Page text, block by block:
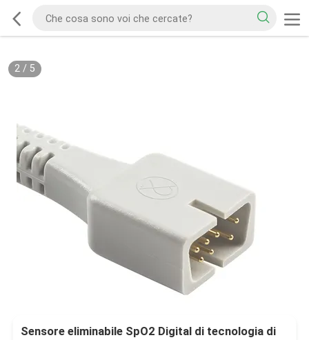
2/ 5
Sensore eliminabile SpO2 Digital di tecnologia di